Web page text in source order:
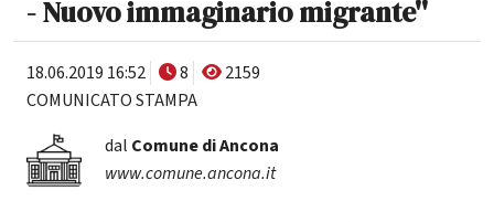
- Nuovo immaginario migrante''
18.06.2019 16:52 8
2159
COMUNICATO STAMPA
dal Comune di Ancona
www.comune.ancona.it